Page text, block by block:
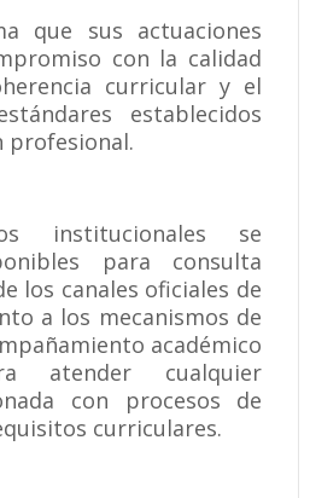
que sus actuaciones
con la calidad
curricular y el
establecidos
profesional.
institucionales se
para consulta
los canales oficiales de
a los mecanismos de
académico
atender cualquier
con procesos de
curriculares.